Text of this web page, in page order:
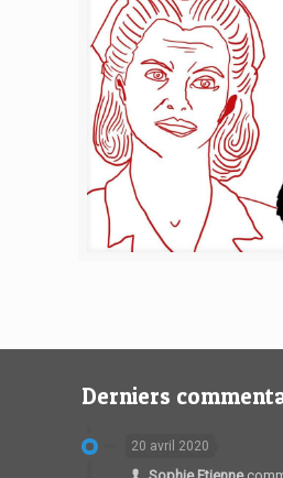
Derniers
20 avril 2020